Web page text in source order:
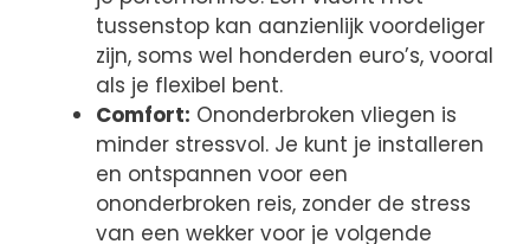
tussenstop kan aanzienlijk voordeliger
zijn, soms wel honderden euro’s, vooral
als je flexibel bent.
Comfort: Ononderbroken vliegen is
minder stressvol. Je kunt je installeren
en ontspannen voor een
ononderbroken reis, zonder de stress
van een wekker voor je volgende